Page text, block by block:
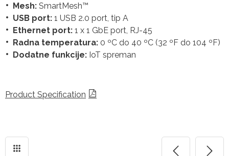
Mesh: SmartMesh™
USB port: 1 USB 2.0 port, tip A
Ethernet port: 1 x 1 GbE port, RJ-45
Radna temperatura: 0 ºC do 40 ºC (32 ºF do 104 ºF)
Dodatne funkcije: IoT spreman
Product Specification